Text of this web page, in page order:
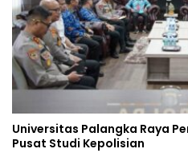
Universitas Palangka Raya
Pusat Studi Kepolisian